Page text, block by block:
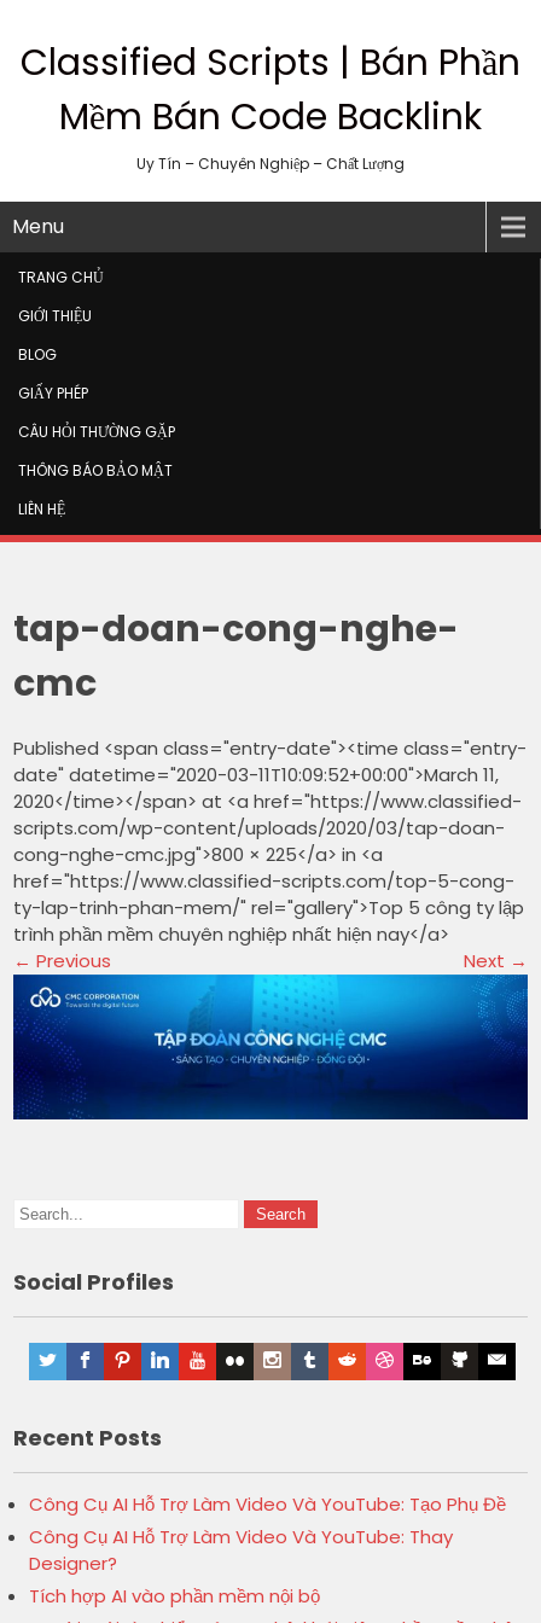
Classified Scripts | Bán Phần
Mềm Bán Code Backlink
Uy Tín – Chuyên Nghiệp – Chất Lượng
Menu
TRANG CHỦ
GIỚI THIỆU
BLOG
GIẤY PHÉP
CÂU HỎI THƯỜNG GẶP
THÔNG BÁO BẢO MẬT
LIÊN HỆ
tap-doan-cong-nghe-
cmc
Published <span class="entry-date"><time class="entry-
date" datetime="2020-03-11T10:09:52+00:00">March 11,
2020</time></span> at <a href="https://www.classified-
scripts.com/wp-content/uploads/2020/03/tap-doan-
cong-nghe-cmc.jpg">800 × 225</a> in <a
href="https://www.classified-scripts.com/top-5-cong-
ty-lap-trinh-phan-mem/" rel="gallery">Top 5 công ty lập
trình phần mềm chuyên nghiệp nhất hiện nay</a>
← Previous Next →
Social Profiles
Recent Posts
Công Cụ AI Hỗ Trợ Làm Video Và YouTube: Tạo Phụ Đề
Công Cụ AI Hỗ Trợ Làm Video Và YouTube: Thay
Designer?
Tích hợp AI vào phần mềm nội bộ